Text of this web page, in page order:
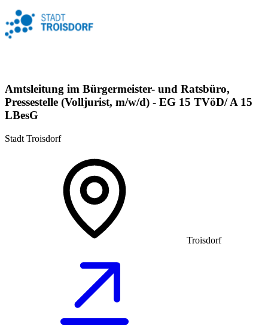
Amtsleitung im Bürgermeister- und Ratsbüro,
Pressestelle (Volljurist, m/w/d) - EG 15 TVöD/ A 15
LBesG
Stadt Troisdorf
Troisdorf